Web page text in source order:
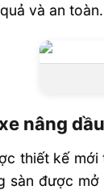
và an toàn.
nâng
thiết kế mới
sàn được